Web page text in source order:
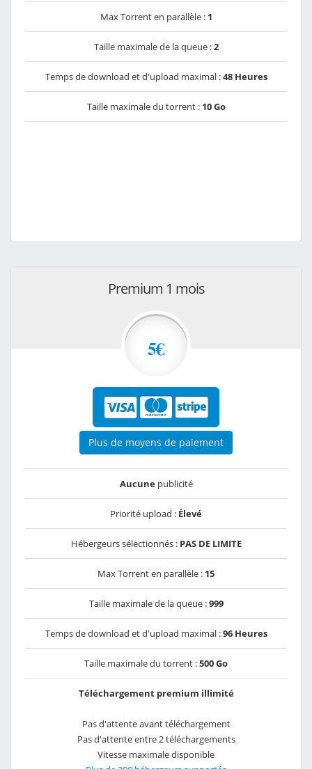
Max Torrent en parallèle : 1
Taille maximale de la queue :2
Temps de download et d'upload maximal :48 Heures
Taille maximale du torrent : 10 Go
Premium 1 mois
5€
Plus de moyens de paiement
Aucunepublicité
Priorité upload : Élevé
Hébergeurs sélectionnés : PAS DE LIMITE
Max Torrent en parallèle : 15
Taille maximale de la queue :999
Temps de download et d'upload maximal :96 Heures
Taille maximale du torrent :500 Go
Téléchargement premium illimité
Pas d'attente avant téléchargement
Pas d'attente entre 2 téléchargements
Vitesse maximale disponible